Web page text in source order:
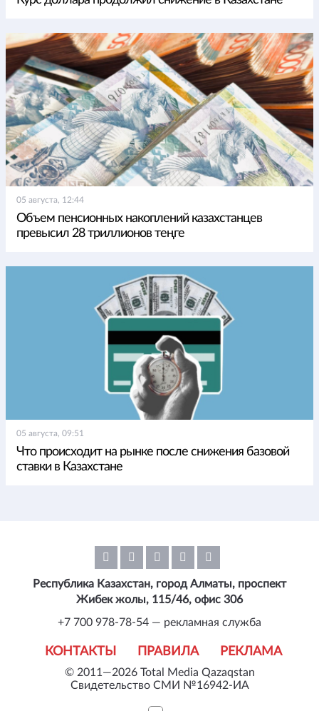
05 августа, 12:44
Объем пенсионных накоплений казахстанцев
превысил 28 триллионов теңге
05 августа, 09:51
Что происходит на рынке после снижения базовой
ставки в Казахстане
© 2011—2026 Total Media Qazaqstan
Свидетельство СМИ №16942-ИА
КОНТАКТЫ ПРАВИЛА РЕКЛАМА
Республика Казахстан, город Алматы, проспект
Жибек жолы, 115/46, офис 306
+7 700 978-78-54 — рекламная служба